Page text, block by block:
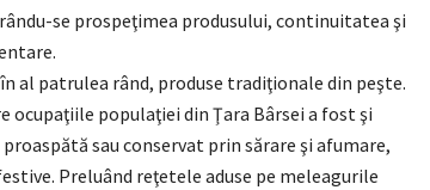
se prospeţimea produsului, continuitatea şi
al patrulea rând, produse tradiţionale din peşte.
ocupaţiile populaţiei din Ţara Bârsei a fost şi
sau conservat prin sărare şi afumare,
Preluând reţetele aduse pe meleagurile